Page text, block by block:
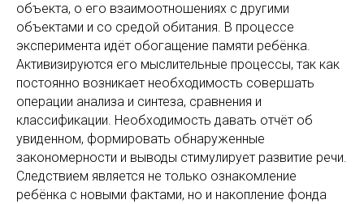
объекта, о его взаимоотношениях с другими
объектами и со средой обитания. В процессе
эксперимента идёт обогащение памяти ребёнка.
Активизируются его мыслительные процессы, так как
постоянно возникает необходимость совершать
операции анализа и синтеза, сравнения и
классификации. Необходимость давать отчёт об
увиденном, формировать обнаруженные
закономерности и выводы стимулирует развитие речи.
Следствием является не только ознакомление
ребёнка с новыми фактами, но и накопление фонда